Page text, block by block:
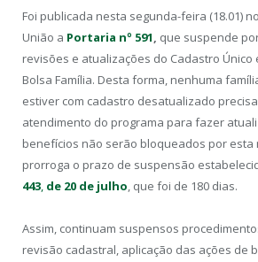
Foi publicada nesta segunda-feira (18.01)
União a Portaria nº 591, que suspende
revisões e atualizações do Cadastro Único
Bolsa Família. Desta forma, nenhuma
estiver com cadastro desatualizado
atendimento do programa para fazer
benefícios não serão bloqueados por esta
prorroga o prazo de suspensão
443, de 20 de julho, que foi de 180 dias.
Assim, continuam suspensos
revisão cadastral, aplicação das ações de